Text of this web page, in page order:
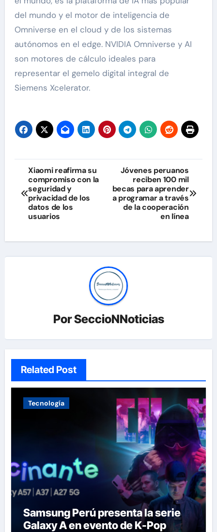
del mundo y el motor de inteligencia de
Omniverse en el cloud y de los sistemas
autónomos en el edge. NVIDIA Omniverse y AI
son motores de cálculo ideales para
representar el gemelo digital integral de
Siemens Xcelerator.
Navegación
de
entradas
Xiaomi reafirma su
compromiso con la
seguridad y
privacidad de los
datos de los
usuarios
Jóvenes peruanos
reciben 100 mil
becas para aprender
a programar a través
de la cooperación
en línea
PorSeccioNNoticias
Related Post
Tecnología
Samsung Perú presenta la serie
Galaxy A en evento de K-Pop